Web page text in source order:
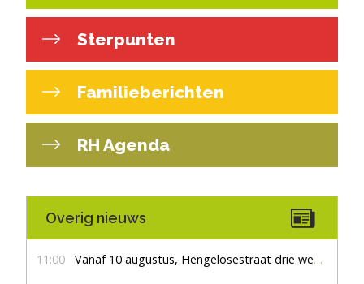
Sterpunten
Familieberichten
RH Agenda
Overig nieuws
11:00 Vanaf 10 augustus, Hengelosestraat drie weken dicht voor doorgaand verkeer